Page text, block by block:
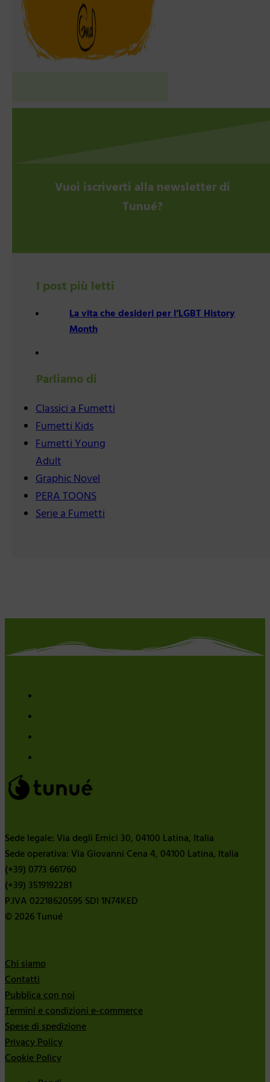
Vuoi iscriverti alla newsletter di
Tunué?
I post più letti
La vita che desideri per l’LGBT History
Month
Parliamo di
Classici a Fumetti
Fumetti Kids
Fumetti Young
Adult
Graphic Novel
PERA TOONS
Serie a Fumetti
Sede legale: Via degli Ernici 30, 04100 Latina, Italia
Sede operativa: Via Giovanni Cena 4, 04100 Latina, Italia
(+39) 0773 661760
(+39) 3519192281
P.IVA 02218620595 SDI 1N74KED
© 2026 Tunué
Chi siamo
Contatti
Pubblica con noi
Termini e condizioni e-commerce
Spese di spedizione
Privacy Policy
Cookie Policy